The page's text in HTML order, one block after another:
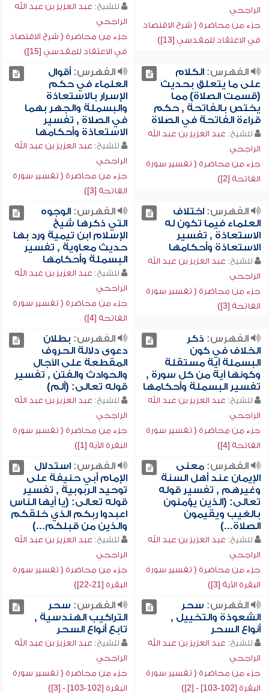
الراجحي
جزء من محاضرة ( شرح الاقتصاد
في الاعتقاد للمقدسي [13])
للشيخ: عبد العزيز بن عبد الله
الراجحي
جزء من محاضرة ( شرح الاقتصاد
في الاعتقاد للمقدسي [15])
الفهرس:الكلام
على ما يتعلق بحديث
(قسمت الصلاة) مما
يختص بالفاتحة , حكم
قراءة الفاتحة في الصلاة
للشيخ: عبد العزيز بن عبد الله
الراجحي
جزء من محاضرة ( تفسير سورة
الفاتحة [2])
الفهرس:أقوال
العلماء في حكم
الإسرار بالاستعاذة
والبسملة والجهر بهما
في الصلاة , تفسير
الاستعاذة وأحكامها
للشيخ: عبد العزيز بن عبد الله
الراجحي
جزء من محاضرة ( تفسير سورة
الفاتحة [3])
الفهرس:اختلاف
العلماء فيما تكون له
الاستعاذة , تفسير
الاستعاذة وأحكامها
للشيخ: عبد العزيز بن عبد الله
الراجحي
جزء من محاضرة ( تفسير سورة
الفاتحة [3])
الفهرس:الوجوه
التي ذكرها شيخ
الإسلام ابن تيمية ورد بها
حديث معاوية , تفسير
البسملة وأحكامها
للشيخ: عبد العزيز بن عبد الله
الراجحي
جزء من محاضرة ( تفسير سورة
الفاتحة [4])
الفهرس: ذكر
الخلاف في كون
البسملة آية مستقلة
وكونها آية من كل سورة ,
تفسير البسملة وأحكامها
للشيخ: عبد العزيز بن عبد الله
الراجحي
جزء من محاضرة ( تفسير سورة
الفاتحة [4])
الفهرس: بطلان
دعوى دلالة الحروف
المقطعة على الآجال
والحوادث والفتن , تفسير
قوله تعالى: (ألم)
للشيخ: عبد العزيز بن عبد الله
الراجحي
جزء من محاضرة ( تفسير سورة
البقرة الآية [1])
الفهرس:معنى
الإيمان عند أهل السنة
وغيرهم , تفسير قوله
تعالى: (الذين يؤمنون
بالغيب ويقيمون
الصلاة...)
للشيخ: عبد العزيز بن عبد الله
الراجحي
جزء من محاضرة ( تفسير سورة
البقرة الآية [3])
الفهرس:استدلال
الإمام أبي حنيفة على
توحيد الربوبية , تفسير
قوله تعالى: (يا أيها الناس
اعبدوا ربكم الذي خلقكم
والذين من قبلكم...)
للشيخ: عبد العزيز بن عبد الله
الراجحي
جزء من محاضرة ( تفسير سورة
البقرة [21-22])
الفهرس: سحر
الشعوذة والتخييل ,
أنواع السحر
للشيخ: عبد العزيز بن عبد الله
الراجحي
جزء من محاضرة ( تفسير سورة
البقرة [102-103] - [2])
الفهرس: سحر
التراكيب الهندسية ,
تابع أنواع السحر
للشيخ: عبد العزيز بن عبد الله
الراجحي
جزء من محاضرة ( تفسير سورة
البقرة [102-103] - [3])